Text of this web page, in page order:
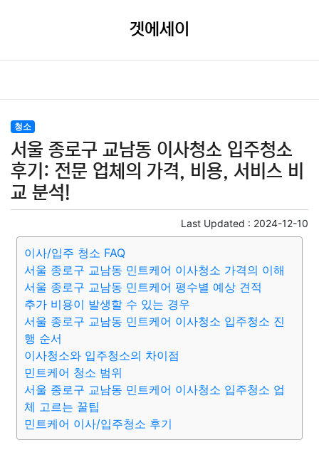
겟에세이
청소
서울 종로구 교남동 이사청소 입주청소
후기: 전문 업체의 가격, 비용, 서비스 비
교 분석!
Last Updated : 2024-12-10
이사/입주 청소 FAQ
서울 종로구 교남동 민트케어 이사청소 가격의 이해
서울 종로구 교남동 민트케어 평수별 예상 견적
추가 비용이 발생할 수 있는 경우
서울 종로구 교남동 민트케어 이사청소 입주청소 진
행 순서
이사청소와 입주청소의 차이점
민트케어 청소 범위
서울 종로구 교남동 민트케어 이사청소 입주청소 업
체 고르는 꿀팁
민트케어 이사/입주청소 후기